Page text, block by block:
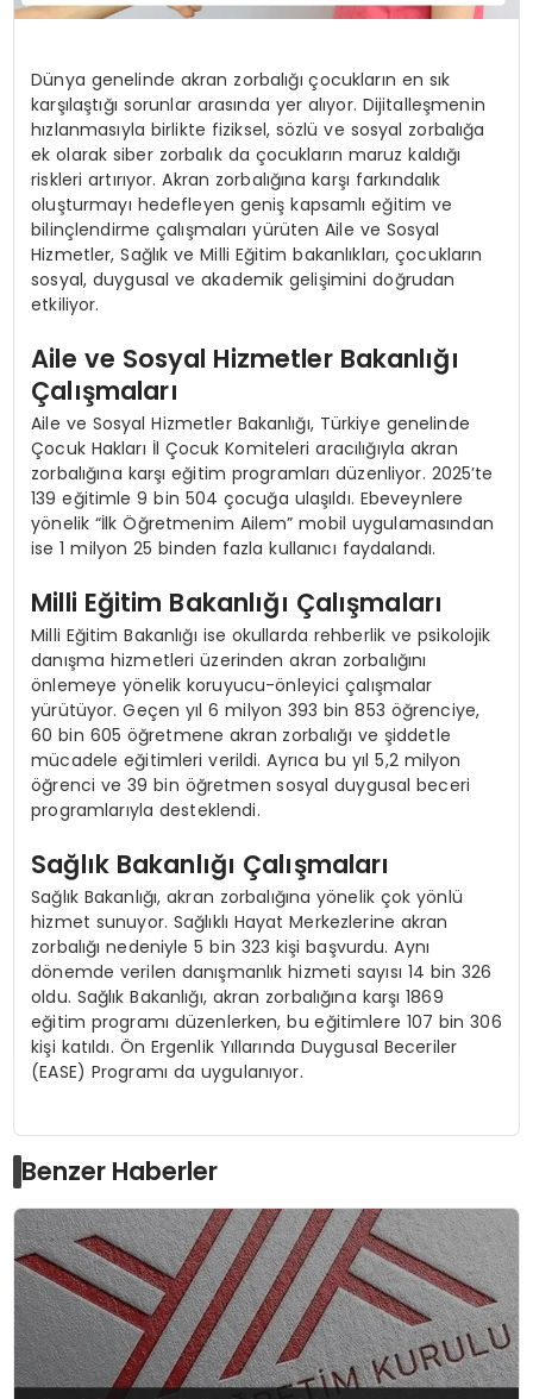
Dünya genelinde akran zorbalığı çocukların en sık
karşılaştığı sorunlar arasında yer alıyor. Dijitalleşmenin
hızlanmasıyla birlikte fiziksel, sözlü ve sosyal zorbalığa
ek olarak siber zorbalık da çocukların maruz kaldığı
riskleri artırıyor. Akran zorbalığına karşı farkındalık
oluşturmayı hedefleyen geniş kapsamlı eğitim ve
bilinçlendirme çalışmaları yürüten Aile ve Sosyal
Hizmetler, Sağlık ve Milli Eğitim bakanlıkları, çocukların
sosyal, duygusal ve akademik gelişimini doğrudan
etkiliyor.
Aile ve Sosyal Hizmetler Bakanlığı
Çalışmaları
Aile ve Sosyal Hizmetler Bakanlığı, Türkiye genelinde
Çocuk Hakları İl Çocuk Komiteleri aracılığıyla akran
zorbalığına karşı eğitim programları düzenliyor. 2025’te
139 eğitimle 9 bin 504 çocuğa ulaşıldı. Ebeveynlere
yönelik “İlk Öğretmenim Ailem” mobil uygulamasından
ise 1 milyon 25 binden fazla kullanıcı faydalandı.
Milli Eğitim Bakanlığı Çalışmaları
Milli Eğitim Bakanlığı ise okullarda rehberlik ve psikolojik
danışma hizmetleri üzerinden akran zorbalığını
önlemeye yönelik koruyucu-önleyici çalışmalar
yürütüyor. Geçen yıl 6 milyon 393 bin 853 öğrenciye,
60 bin 605 öğretmene akran zorbalığı ve şiddetle
mücadele eğitimleri verildi. Ayrıca bu yıl 5,2 milyon
öğrenci ve 39 bin öğretmen sosyal duygusal beceri
programlarıyla desteklendi.
Sağlık Bakanlığı Çalışmaları
Sağlık Bakanlığı, akran zorbalığına yönelik çok yönlü
hizmet sunuyor. Sağlıklı Hayat Merkezlerine akran
zorbalığı nedeniyle 5 bin 323 kişi başvurdu. Aynı
dönemde verilen danışmanlık hizmeti sayısı 14 bin 326
oldu. Sağlık Bakanlığı, akran zorbalığına karşı 1869
eğitim programı düzenlerken, bu eğitimlere 107 bin 306
kişi katıldı. Ön Ergenlik Yıllarında Duygusal Beceriler
(EASE) Programı da uygulanıyor.
Benzer Haberler